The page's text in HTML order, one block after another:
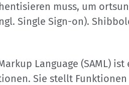
muss, um
Single Sign-on).
Language (SAML)
Sie stellt